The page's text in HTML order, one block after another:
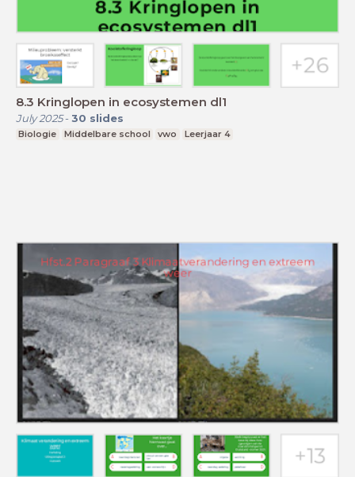
8.3 Kringlopen in ecosystemen dl1
July 2025- 30 slides
Biologie Middelbare school vwo Leerjaar 4